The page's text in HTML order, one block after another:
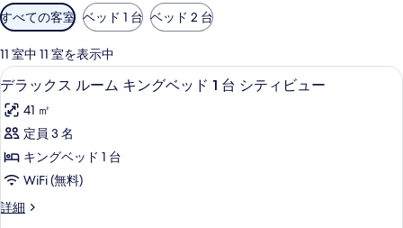
利
用
可
能
な
客
室
の
り
込
すべての客室 ベッド 1 台 ベッド 2 台
11 室中 11 室を表示中
デ
ラ
ッ
ク
ス
ル
ー
デラックス ルーム キングベッド 1
3
デラックス ルーム キングベッド 1 台 シティビュー
41 ㎡
定員 3 名
キングベッド 1 台
WiFi (無料)
詳細
デ